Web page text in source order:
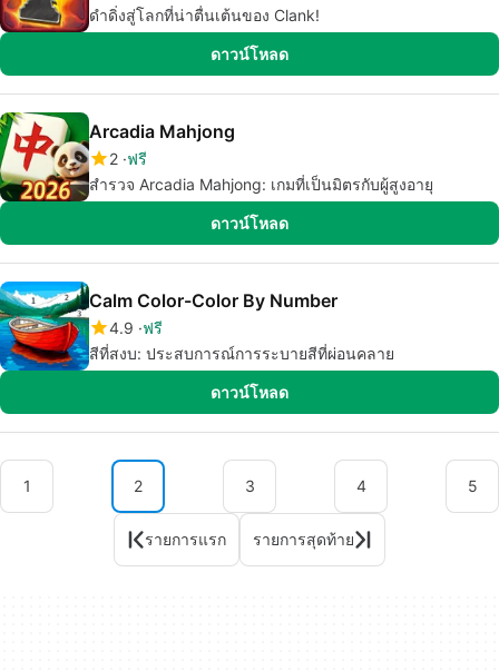
ดำดิ่งสู่โลกที่น่าตื่นเต้นของ Clank!
ดาวน์โหลด
Arcadia Mahjong
2 ฟรี
สำรวจ Arcadia Mahjong: เกมที่เป็นมิตรกับผู้สูงอายุ
ดาวน์โหลด
Calm Color-Color By Number
4.9 ฟรี
สีที่สงบ: ประสบการณ์การระบายสีที่ผ่อนคลาย
ดาวน์โหลด
1 2 3 4 5
รายการแรก รายการสุดท้าย